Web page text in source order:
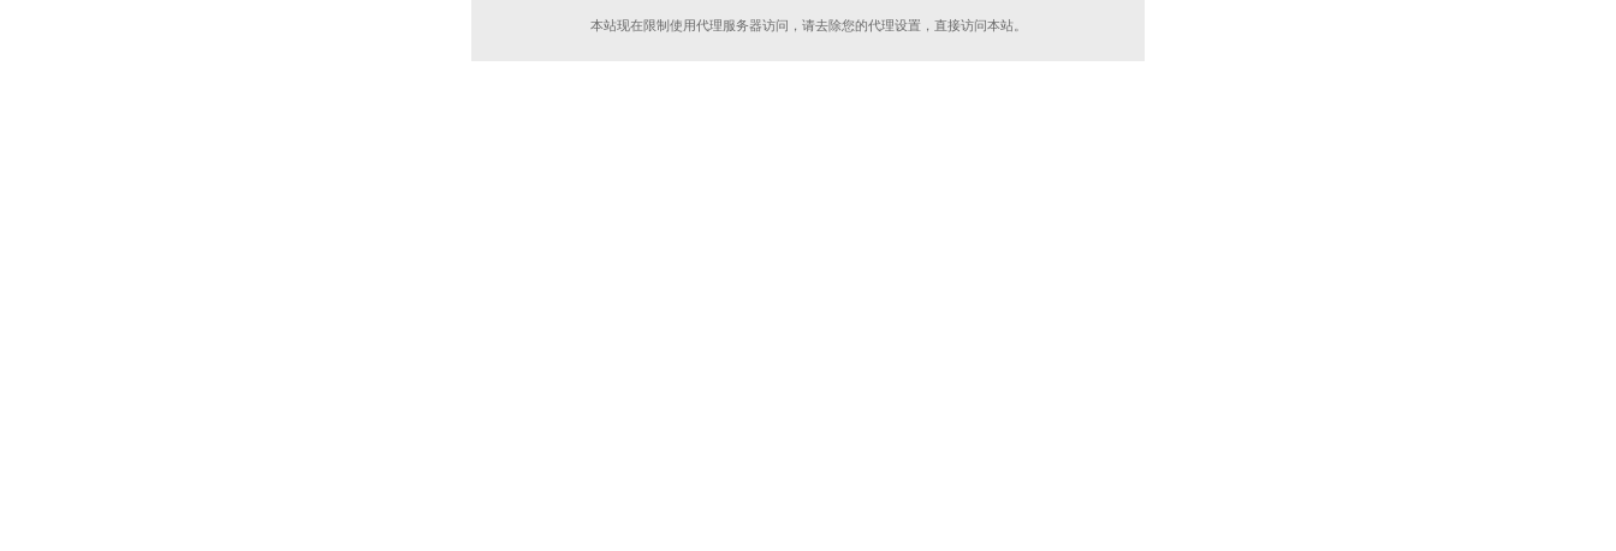
本站现在限制使用代理服务器访问，请去除您的代理设置，直接访问本站。